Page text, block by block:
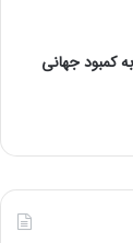
کمبود جهانی